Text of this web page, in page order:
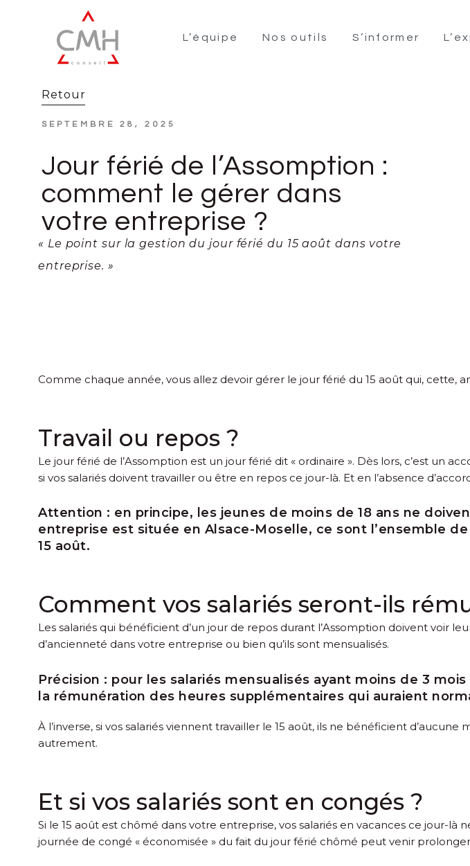
L’équipe Nos outils S’informer
Retour
SEPTEMBRE 28, 2025
Jour férié de l’Assomption :
comment le gérer dans
votre entreprise ?
« Le point sur la gestion du jour férié du 15 août dans votre
entreprise. »
Comme chaque année, vous allez devoir gérer le jour férié du 15 août qui,
Travail ou repos ?
Le jour férié de l’Assomption est un jour férié dit « ordinaire ». Dès lors, c’est un
si vos salariés doivent travailler ou être en repos ce jour-là. Et en l’absence
Attention : en principe, les jeunes de moins de 18 ans ne
entreprise est située en Alsace-Moselle, ce sont l’ensemble
15 août.
Comment vos salariés seront-ils
Les salariés qui bénéficient d’un jour de repos durant l’Assomption doivent voir
d’ancienneté dans votre entreprise ou bien qu’ils sont mensualisés.
Précision : pour les salariés mensualisés ayant moins de 3
la rémunération des heures supplémentaires qui auraient
À l’inverse, si vos salariés viennent travailler le 15 août, ils ne bénéficient
autrement.
Et si vos salariés sont en congés ?
Si le 15 août est chômé dans votre entreprise, vos salariés en vacances ce jour-là
journée de congé « économisée » du fait du jour férié chômé peut venir